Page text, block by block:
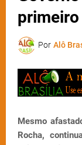
Por Alô
Mesmo
Rocha,